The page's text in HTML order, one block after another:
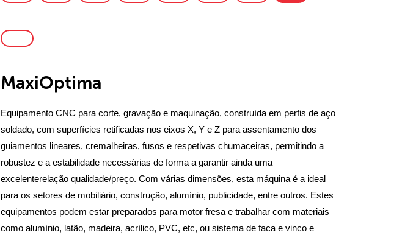
MaxiOptima
Equipamento CNC para corte, gravação e maquinação, construída em perfis de aço
soldado, com superfícies retificadas nos eixos X, Y e Z para assentamento dos
guiamentos lineares, cremalheiras, fusos e respetivas chumaceiras, permitindo a
robustez e a estabilidade necessárias de forma a garantir ainda uma
excelenterelação qualidade/preço. Com várias dimensões, esta máquina é a ideal
para os setores de mobiliário, construção, alumínio, publicidade, entre outros. Estes
equipamentos podem estar preparados para motor fresa e trabalhar com materiais
como alumínio, latão, madeira, acrílico, PVC, etc, ou sistema de faca e vinco e